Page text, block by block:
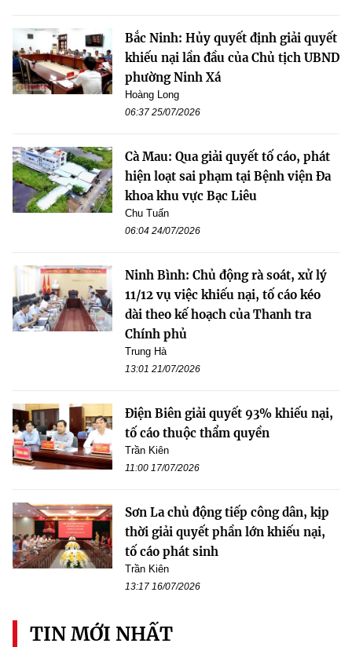
Bắc Ninh: Hủy quyết định giải quyết
khiếu nại lần đầu của Chủ tịch UBND
phường Ninh Xá
Hoàng Long
06:37 25/07/2026
Cà Mau: Qua giải quyết tố cáo, phát
hiện loạt sai phạm tại Bệnh viện Đa
khoa khu vực Bạc Liêu
Chu Tuấn
06:04 24/07/2026
Ninh Bình: Chủ động rà soát, xử lý
11/12 vụ việc khiếu nại, tố cáo kéo
dài theo kế hoạch của Thanh tra
Chính phủ
Trung Hà
13:01 21/07/2026
Điện Biên giải quyết 93% khiếu nại,
tố cáo thuộc thẩm quyền
Trần Kiên
11:00 17/07/2026
Sơn La chủ động tiếp công dân, kịp
thời giải quyết phần lớn khiếu nại,
tố cáo phát sinh
Trần Kiên
13:17 16/07/2026
TIN MỚI NHẤT